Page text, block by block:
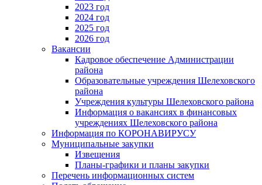
2023 год
2024 год
2025 год
2026 год
Вакансии
Кадровое обеспечение Администрации
района
Образовательные учреждения Шелеховского
района
Учреждения культуры Шелеховского района
Информация о вакансиях в финансовых
учреждениях Шелеховского района
Информация по КОРОНАВИРУСУ
Муниципальные закупки
Извещения
Планы-графики и планы закупки
Перечень информационных систем